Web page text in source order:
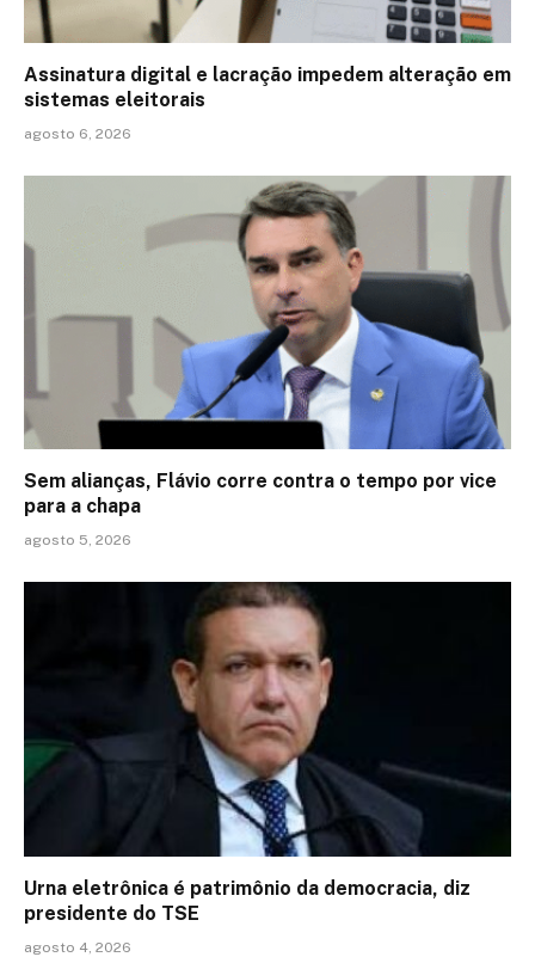
Assinatura digital e lacração impedem alteração em
sistemas eleitorais
agosto 6, 2026
Sem alianças, Flávio corre contra o tempo por vice
para a chapa
agosto 5, 2026
Urna eletrônica é patrimônio da democracia, diz
presidente do TSE
agosto 4, 2026